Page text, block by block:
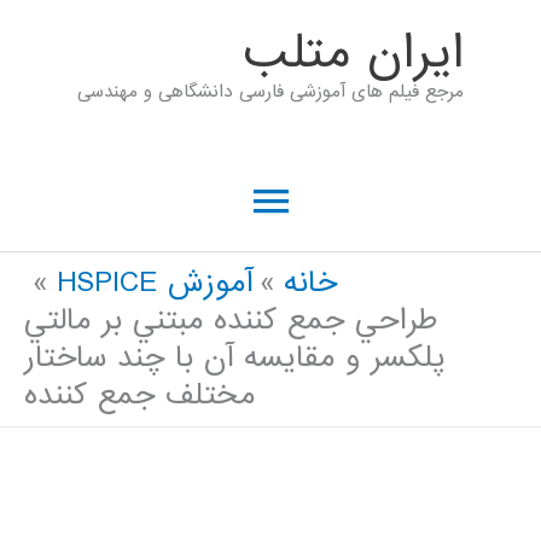
ايران متلب
مرجع فیلم های آموزشی فارسی دانشگاهی و مهندسی
فهرست
اصلیخانه
آموزش HSPICE
طراحي جمع كننده مبتني بر مالتي
پلكسر و مقايسه آن با چند ساختار
مختلف جمع كننده